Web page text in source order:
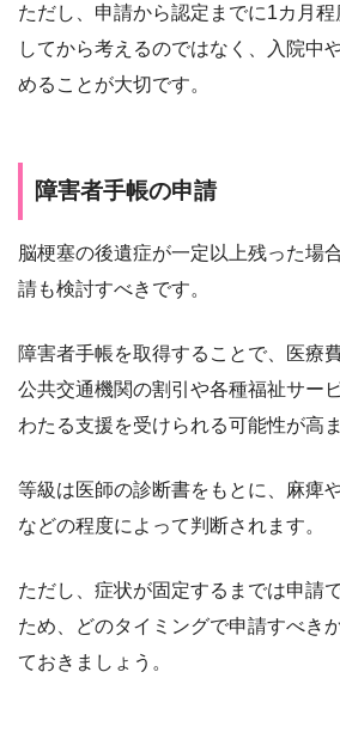
ただし、申請から認定までに1カ月
してから考えるのではなく、入院中
めることが大切です。
障害者手帳の申請
脳梗塞の後遺症が一定以上残った場
請も検討すべきです。
障害者手帳を取得することで、医療
公共交通機関の割引や各種福祉サー
わたる支援を受けられる可能性が高
等級は医師の診断書をもとに、麻痺
などの程度によって判断されます。
ただし、症状が固定するまでは申請
ため、どのタイミングで申請すべき
ておきましょう。